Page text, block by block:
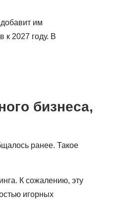
им
к 2027 году. В
бизнеса,
ранее. Такое
К сожалению, эту
игорных